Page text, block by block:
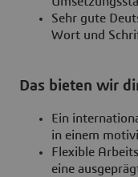
Sehr gute
Wort und
Das bieten wir
Ein
in einem
Flexible
eine